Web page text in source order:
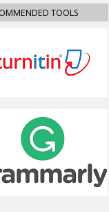
TOOLS